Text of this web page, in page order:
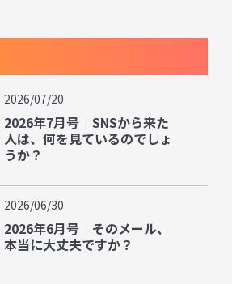
2026/07/20
2026年7月号｜SNSから来た
人は、何を見ているのでしょ
うか？
2026/06/30
2026年6月号｜そのメール、
本当に大丈夫ですか？